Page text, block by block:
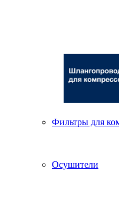
Фильтры для
Осушители